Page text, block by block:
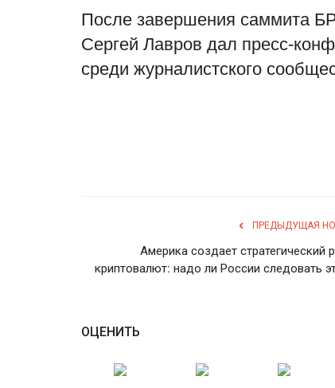
После завершения саммита
Сергей Лавров дал пресс-
среди журналистского
ПРЕДЫДУЩАЯ
Америка создает стратегический
криптовалют: надо ли России следовать
ОЦЕНИТЬ